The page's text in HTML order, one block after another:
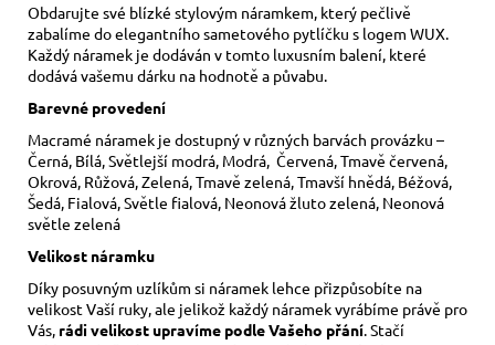
Obdarujte své blízké stylovým náramkem, který pečlivě
zabalíme do elegantního sametového pytlíčku s logem WUX.
Každý náramek je dodáván v tomto luxusním balení, které
dodává vašemu dárku na hodnotě a půvabu.
Barevné provedení
Macramé náramek je dostupný v různých barvách provázku –
Černá, Bílá, Světlejší modrá, Modrá, Červená, Tmavě červená,
Okrová, Růžová, Zelená, Tmavě zelená, Tmavší hnědá, Béžová,
Šedá, Fialová, Světle fialová, Neonová žluto zelená, Neonová
světle zelená
Velikost náramku
Díky posuvným uzlíkům si náramek lehce přizpůsobíte na
velikost Vaší ruky, ale jelikož každý náramek vyrábíme právě pro
Vás, rádi velikost upravíme podle Vašeho přání . Stačí